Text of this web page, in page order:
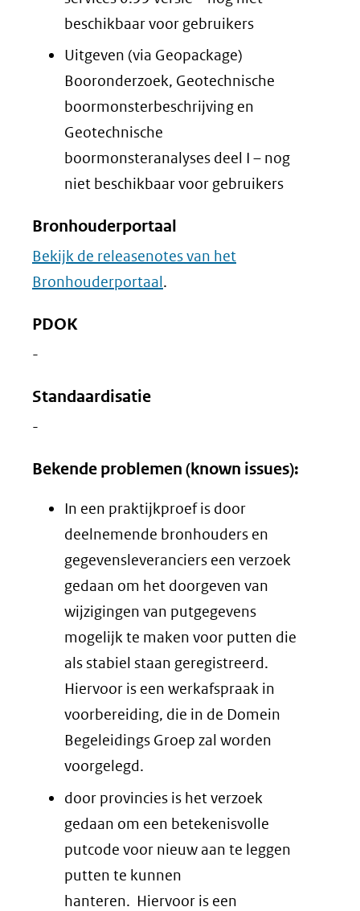
beschikbaar voor gebruikers
Uitgeven (via Geopackage)
Booronderzoek, Geotechnische
boormonsterbeschrijving en
Geotechnische
boormonsteranalyses deel I – nog
niet beschikbaar voor gebruikers
Bronhouderportaal
Bekijk de releasenotes van het
Bronhouderportaal.
PDOK
-
Standaardisatie
-
Bekende problemen (known issues):
In een praktijkproef is door
deelnemende bronhouders en
gegevensleveranciers een verzoek
gedaan om het doorgeven van
wijzigingen van putgegevens
mogelijk te maken voor putten die
als stabiel staan geregistreerd.
Hiervoor is een werkafspraak in
voorbereiding, die in de Domein
Begeleidings Groep zal worden
voorgelegd.
door provincies is het verzoek
gedaan om een betekenisvolle
putcode voor nieuw aan te leggen
putten te kunnen
hanteren. Hiervoor is een